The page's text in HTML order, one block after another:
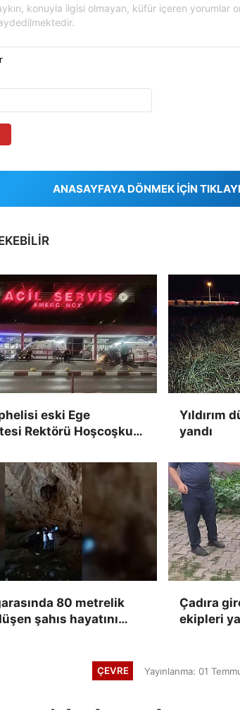
ANASAYFAYA DÖNMEK İÇİN
eski Ege
Rektörü Hoşcoşkun
Yıldırım
yandı
80 metrelik
şahıs hayatını
Çadıra
ekipleri
ÇEVRE Yayınlanma: 01